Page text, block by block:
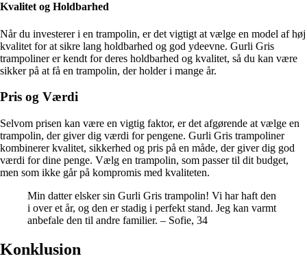
Kvalitet og Holdbarhed
Når du investerer i en trampolin, er det vigtigt at vælge en model af høj
kvalitet for at sikre lang holdbarhed og god ydeevne. Gurli Gris
trampoliner er kendt for deres holdbarhed og kvalitet, så du kan være
sikker på at få en trampolin, der holder i mange år.
Pris og Værdi
Selvom prisen kan være en vigtig faktor, er det afgørende at vælge en
trampolin, der giver dig værdi for pengene. Gurli Gris trampoliner
kombinerer kvalitet, sikkerhed og pris på en måde, der giver dig god
værdi for dine penge. Vælg en trampolin, som passer til dit budget,
men som ikke går på kompromis med kvaliteten.
Min datter elsker sin Gurli Gris trampolin! Vi har haft den
i over et år, og den er stadig i perfekt stand. Jeg kan varmt
anbefale den til andre familier. – Sofie, 34
Konklusion